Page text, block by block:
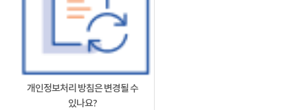
개인정보처리 방침은 변경될 수
있나요?